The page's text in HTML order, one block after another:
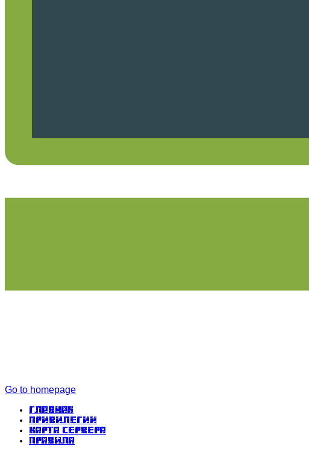
Go to homepage
Главная
Привилегии
Карта сервера
Правила